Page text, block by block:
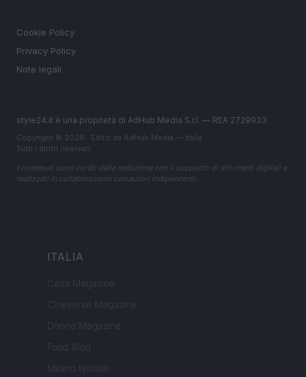
Cookie Policy
Privacy Policy
Note legali
style24.it è una proprietà di AdHub Media S.r.l. — REA 2729933
Copyright © 2026 · Edito da AdHub Media — Italia
Tutti i diritti riservati
I contenuti sono curati dalla redazione con il supporto di strumenti digitali e
realizzati in collaborazione con autori indipendenti.
ITALIA
Casa Magazine
Cineverse Magazine
Donne Magazine
Food Blog
Milano Notizie